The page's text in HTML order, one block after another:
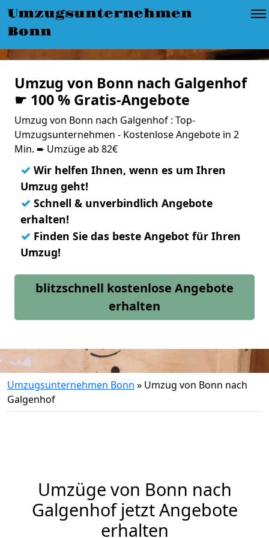
Umzugsunternehmen
Bonn
Umzug von Bonn nach Galgenhof
☛ 100 % Gratis-Angebote
Umzug von Bonn nach Galgenhof : Top-
Umzugsunternehmen - Kostenlose Angebote in 2
Min. ➨ Umzüge ab 82€
✓ Wir helfen Ihnen, wenn es um Ihren
Umzug geht!
✓ Schnell & unverbindlich Angebote
erhalten!
✓ Finden Sie das beste Angebot für Ihren
Umzug!
blitzschnell kostenlose Angebote
erhalten
Umzugsunternehmen Bonn » Umzug von Bonn nach
Galgenhof
Umzüge von Bonn nach
Galgenhof jetzt Angebote
erhalten